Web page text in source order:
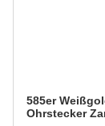
585er
Ohrstecker